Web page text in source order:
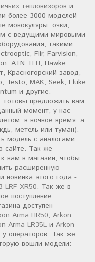
тепловизоров и
более 3000 моделей
монокуляры, очки,
с ведущими мировыми
такими
Flir, Farvision,
ATN, HTI, Hawke,
Красногорский завод,
Testo, MAK, Seek, Fluke,
и другие.
готовы предложить вам
момент, у нас
в ночное время, а
метель или туман).
модель с аналогами,
сайте. Так же
нам в магазин, чтобы
расширенную
новинка этого года -
LRF XR50. Так же в
поступление
доступен
Arma HR50, Arkon
Arma LR35L и Arkon
у операторов. Так же
вошли модели:
.